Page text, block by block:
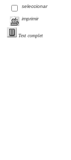
seleccionar
imprimir
Text complet